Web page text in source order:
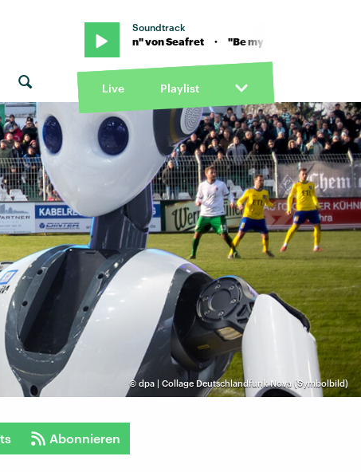
Soundtrack
my queen" von Seafret · "Be my queen" von Seafret
Live Playlist
© dpa | Collage Deutschlandfunk Nova (Symbolbild)
Abonnieren